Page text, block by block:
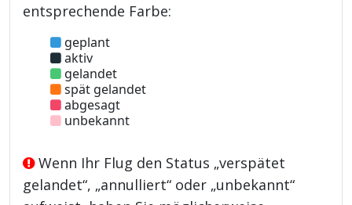
entsprechende Farbe:
geplant
aktiv
gelandet
spät gelandet
abgesagt
unbekannt
Wenn Ihr Flug den Status „verspätet
gelandet“, „annulliert“ oder „unbekannt“